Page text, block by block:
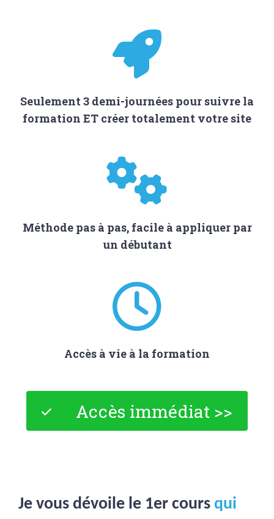
Seulement 3 demi-journées pour suivre la
formation ET créer totalement votre site
Méthode pas à pas, facile à appliquer par
un débutant
Accès à vie à la formation
Accès immédiat >>
Je vous dévoile le 1er cours qui